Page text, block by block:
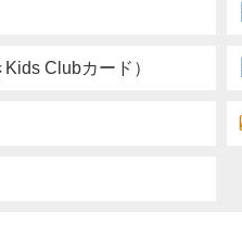
Clubカード）